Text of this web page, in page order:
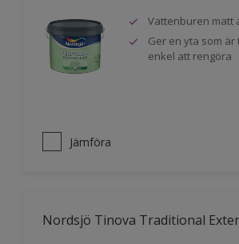
Vattenburen matt
Ger en yta som är
enkel att rengöra
Jämföra
Nordsjö Tinova Traditional